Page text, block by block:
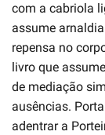
com a cabriola
assume
repensa no
livro que
de mediação
ausências.
adentrar a